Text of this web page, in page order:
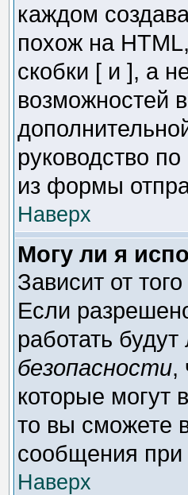
каждом
похож на
скобки [ и ], а
возможностей
руководство
из формы
Наверх
Могу ли я
Зависит от
Если
работать
безопасности,
которые могут
то вы сможете
сообщения при
Наверх